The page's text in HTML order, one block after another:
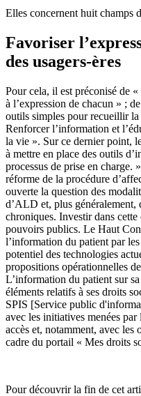
Elles concernent huit champs
Favoriser
des usagers-ères
Pour cela, il est préconisé de
à l’expression de chacun » ;
outils simples pour recueillir la
Renforcer l’information et
la vie ». Sur ce dernier point,
à mettre en place des outils
processus de prise en charge.
réforme de la procédure
ouverte la question des
d’ALD et, plus généralement,
chroniques. Investir dans
pouvoirs publics. Le Haut
l’information du patient par
potentiel des technologies
propositions opérationnelles
L’information du patient sur
éléments relatifs à ses droits
SPIS [Service public
avec les initiatives menées
accès et, notamment, avec les
cadre du portail « Mes droits
Pour découvrir la fin de cet